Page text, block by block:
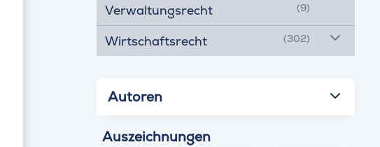
Verwaltungsrecht (9)
Wirtschaftsrecht (302)
Autoren
Auszeichnungen